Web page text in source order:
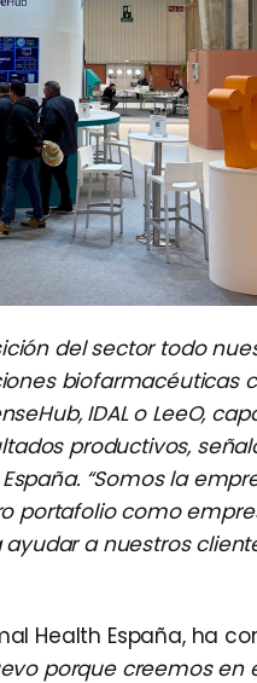
del sector todo
biofarmacéuticas
IDAL o LeeO,
productivos,
“Somos la
portafolio como
a nuestros
Health España, ha
porque creemos